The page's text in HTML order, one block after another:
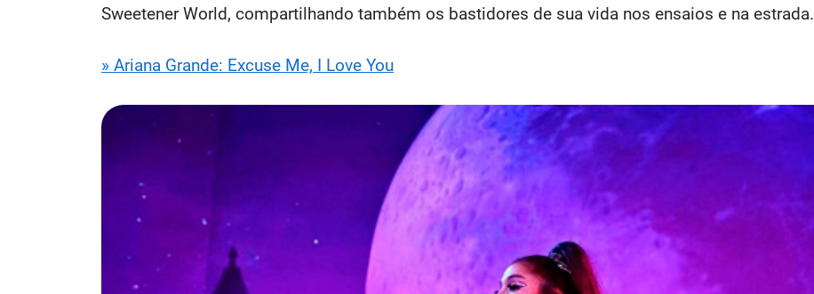
Sweetener World, compartilhando também os bastidores de sua vida nos ensaios e na estrada.
» Ariana Grande: Excuse Me, I Love You